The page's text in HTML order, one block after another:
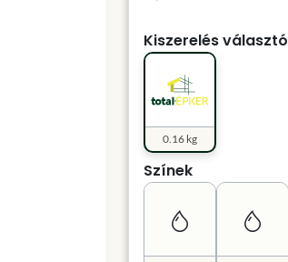
Kiszerelés választó
0.16 kg
Színek